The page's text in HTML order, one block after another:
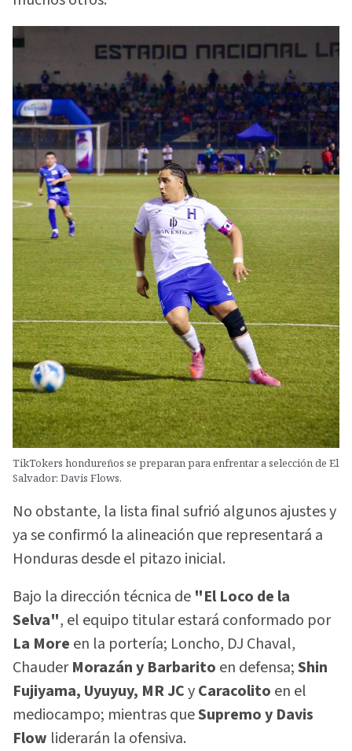
TikTokers hondureños se preparan para enfrentar a selección de El
Salvador: Davis Flows.
No obstante, la lista final sufrió algunos ajustes y
ya se confirmó la alineación que representará a
Honduras desde el pitazo inicial.
Bajo la dirección técnica de "El Loco de la
Selva", el equipo titular estará conformado por
La More en la portería; Loncho, DJ Chaval,
ChauderMorazán y Barbarito en defensa;Shin
Fujiyama, Uyuyuy, MR JCyCaracolito en el
mediocampo; mientras queSupremo y Davis
Flow liderarán la ofensiva.